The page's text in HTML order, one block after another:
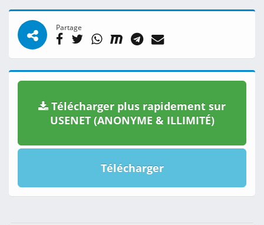
Partage
Télécharger plus rapidement sur
USENET (ANONYME & ILLIMITÉ)
Télécharger